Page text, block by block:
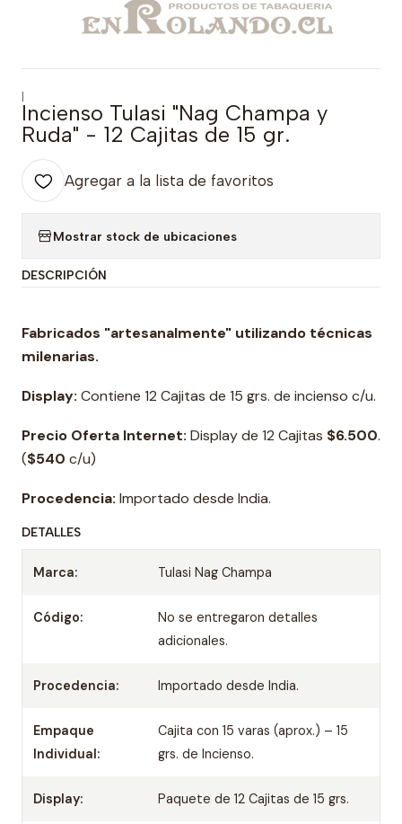
|
Incienso Tulasi "Nag Champa y
Ruda" - 12 Cajitas de 15 gr.
Agregar a la lista de favoritos
Mostrar stock de ubicaciones
DESCRIPCIÓN
Fabricados "artesanalmente" utilizando técnicas
milenarias.
Display: Contiene 12 Cajitas de 15 grs. de incienso c/u.
Precio Oferta Internet: Display de 12 Cajitas $6.500.
($540 c/u)
Procedencia: Importado desde India.
DETALLES
Marca: Tulasi Nag Champa
Código:
No se entregaron detalles
adicionales.
Procedencia: Importado desde India.
Empaque
Individual:
Cajita con 15 varas (aprox.) – 15
grs. de Incienso.
Display: Paquete de 12 Cajitas de 15 grs.